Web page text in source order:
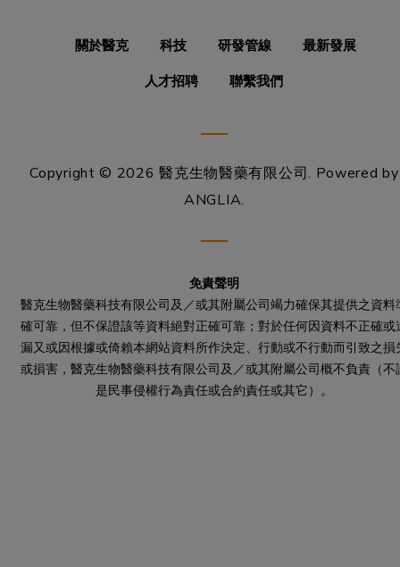
關於醫克 科技 研發管線
最新發展
人才招聘
聯繫我們
Copyright © 2026 醫克生物醫藥有限公司. Powered by
ANGLIA.
免責聲明
醫克生物醫藥科技有限公司及／或其附屬公司竭力確保其提供之資料
確可靠，但不保證該等資料絕對正確可靠；對於任何因資料不正確或
漏又或因根據或倚賴本網站資料所作決定、行動或不行動而引致之損
或損害，醫克生物醫藥科技有限公司及／或其附屬公司概不負責（不
是民事侵權行為責任或合約責任或其它）。